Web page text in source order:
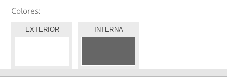
Colores:
EXTERIOR INTERNA